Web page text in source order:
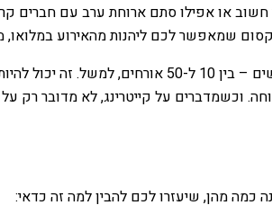
או אפילו סתם ארוחת ערב עם חברים
שמאפשר לכם ליהנות מהאירוע
אירוע קטן יכול להיות כל מפגש שבו אתם
וכשמדברים על קייטרינג, לא מדובר
כמה מהן, שיעזרו לכם להבין למה זה כדאי: